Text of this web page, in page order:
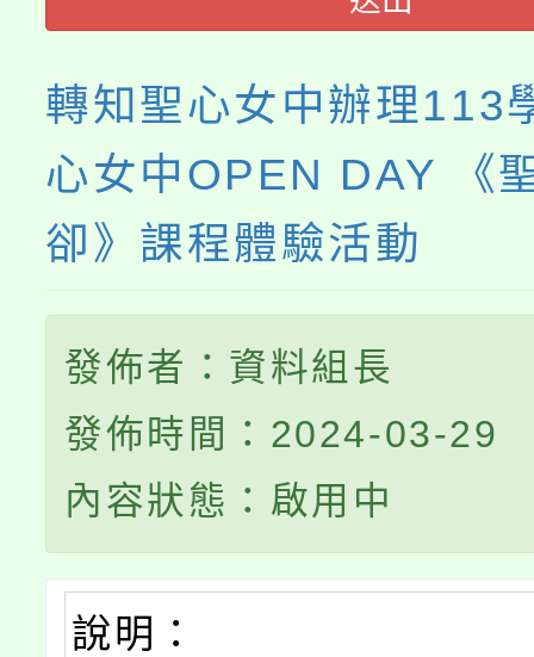
轉知聖心女中辦理113
心女中OPEN DAY 《
卻》課程體驗活動
發佈者：資料組長
發佈時間：2024-03-29
內容狀態：啟用中
說明：